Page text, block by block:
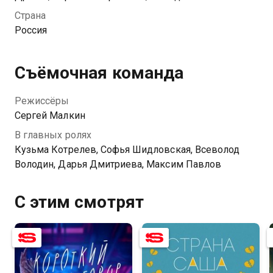
квартиру, Шуст начинает ревновать. Он замечает
аромат Дашиных духов, который не дает ему покоя.
молчать о главном и вдыхать воздух с ноткой
ветивера.
Страна
Россия
Съёмочная команда
Режиссёры
Сергей Малкин
В главных ролях
Кузьма Котрелев, Софья Шидловская, Всеволод
Володин, Дарья Дмитриева, Максим Павлов
С этим смотрят